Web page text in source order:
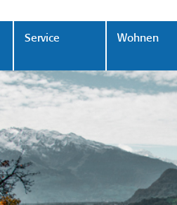
Service Wohnen